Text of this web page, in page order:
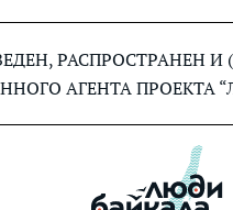
РАСПРОСТРАНЕН
АГЕНТА ПРОЕКТА